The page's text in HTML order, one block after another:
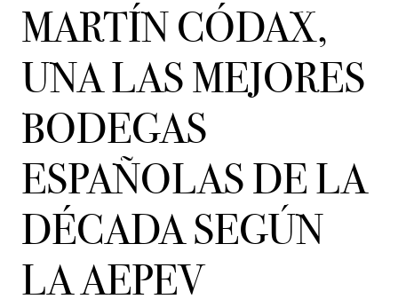
MARTÍN CÓDAX,
UNA LAS MEJORES
BODEGAS
ESPAÑOLAS DE LA
DÉCADA SEGÚN
LA AEPEV